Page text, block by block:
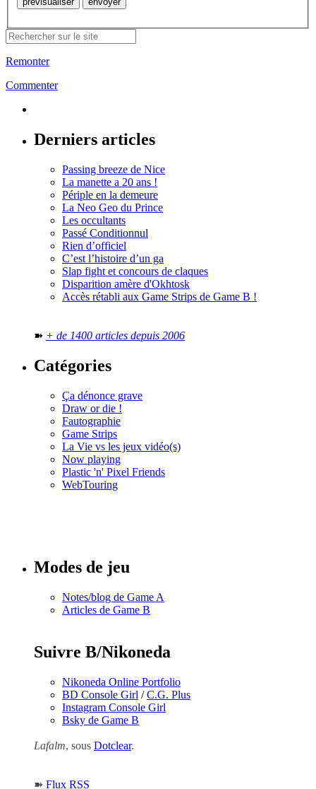
Remonter
Commenter
Derniers articles
Passing breeze de Nice
La manette a 20 ans !
Périple en la demeure
La Neo Geo du Prince
Les occultants
Passé Conditionnul
Rien d’officiel
C’est l’histoire d’un ga
Slap fight et concours de claques
Disparition amère d'Okhtosk
Accès rétabli aux Game Strips de Game B !
➽ + de 1400 articles depuis 2006
Catégories
Ça dénonce grave
Draw or die !
Fautographie
Game Strips
La Vie vs les jeux vidéo(s)
Now playing
Plastic 'n' Pixel Friends
WebTouring
Modes de jeu
Notes/blog de Game A
Articles de Game B
Suivre B/Nikoneda
Nikoneda Online Portfolio
BD Console Girl /C.G. Plus
Instagram Console Girl
Bsky de Game B
Lafalm, sous Dotclear.
➽ Flux RSS